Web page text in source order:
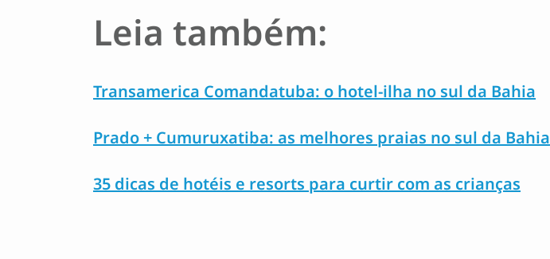
Leia também:
Transamerica Comandatuba: o hotel-ilha no sul da Bahia
Prado + Cumuruxatiba: as melhores praias no sul da Bahia
35 dicas de hotéis e resorts para curtir com as crianças